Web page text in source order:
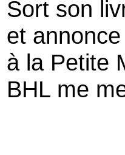
Sort son
et
à la Petite
BHL me